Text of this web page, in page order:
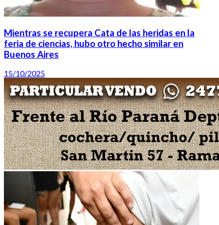
Mientras se recupera Cata de las heridas en la
feria de ciencias, hubo otro hecho similar en
Buenos Aires
15/10/2025